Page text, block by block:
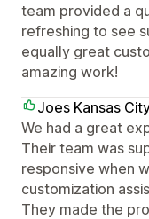
team provided a
refreshing to see
equally great
amazing work!
Joes Kansas
We had a great
Their team was
responsive when
customization
They made the